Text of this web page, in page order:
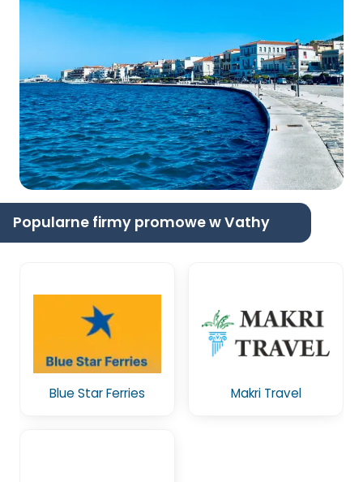
Popularne firmy promowe w Vathy
Blue Star Ferries Makri Travel